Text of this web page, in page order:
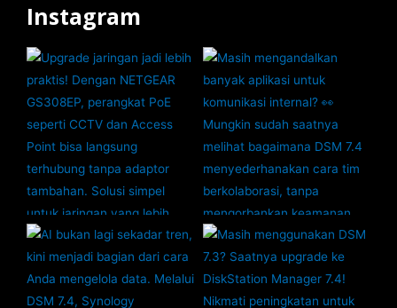
Instagram